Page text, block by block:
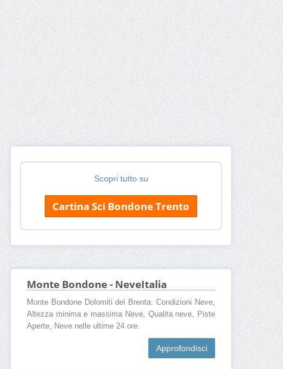
Scopri tutto su
Cartina Sci Bondone Trento
Monte Bondone - NeveItalia
Monte Bondone Dolomiti del Brenta: Condizioni Neve,
Altezza minima e massima Neve, Qualita neve, Piste
Aperte, Neve nelle ultime 24 ore.
Approfondisci